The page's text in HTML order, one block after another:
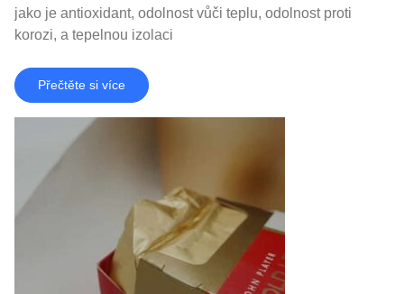
jako je antioxidant, odolnost vůči teplu, odolnost proti
korozi, a tepelnou izolaci
Přečtěte si více